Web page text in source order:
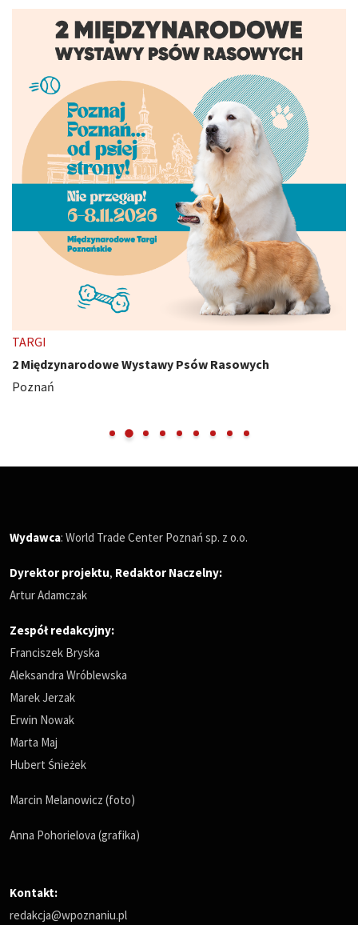
TARGI
2 Międzynarodowe Wystawy Psów Rasowych
Poznań
Wydawca: World Trade Center Poznań sp. z o.o.
Dyrektor projektu, Redaktor Naczelny:
Artur Adamczak
Zespół redakcyjny:
Franciszek Bryska
Aleksandra Wróblewska
Marek Jerzak
Erwin Nowak
Marta Maj
Hubert Śnieżek
Marcin Melanowicz (foto)
Anna Pohorielova (grafika)
Kontakt:
redakcja@wpoznaniu.pl